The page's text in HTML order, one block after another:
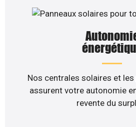
Nos centrales solaires et les
assurent votre autonomie
revente du